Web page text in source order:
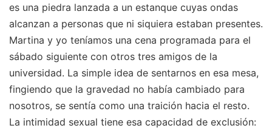
es una piedra lanzada a un estanque cuyas ondas
alcanzan a personas que ni siquiera estaban presentes.
Martina y yo teníamos una cena programada para el
sábado siguiente con otros tres amigos de la
universidad. La simple idea de sentarnos en esa mesa,
fingiendo que la gravedad no había cambiado para
nosotros, se sentía como una traición hacia el resto.
La intimidad sexual tiene esa capacidad de exclusión: